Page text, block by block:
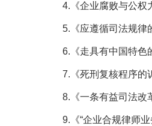
4.《企业腐败与公权
5.《应遵循司法规律
6.《走具有中国特色
7.《死刑复核程序的
8.《一条有益司法改
9.《“企业合规律师